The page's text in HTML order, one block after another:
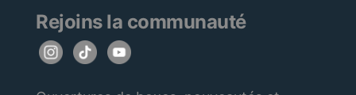
Rejoins la communauté